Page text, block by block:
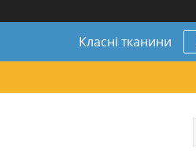
Класні тканини